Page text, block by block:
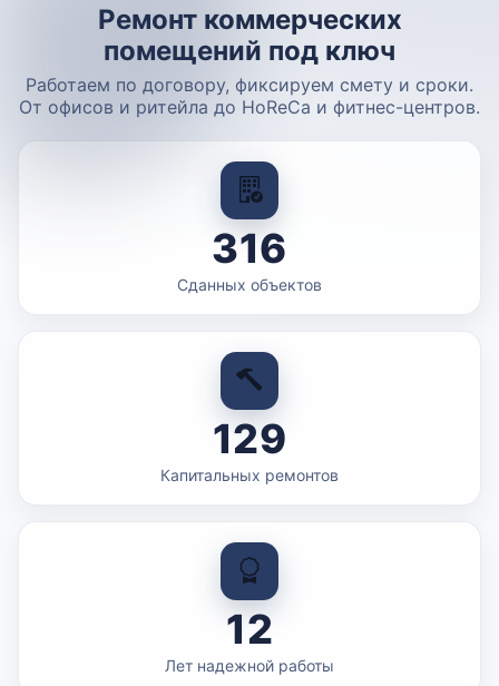
Ремонт коммерческих
помещений под ключ
Работаем по договору, фиксируем смету и сроки.
От офисов и ритейла до HoReCa и фитнес-центров.
316
Сданных объектов
129
Капитальных ремонтов
12
Лет надежной работы